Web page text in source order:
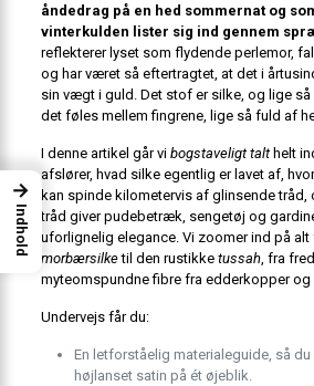
åndedrag på en hed sommernat og
vinterkulden lister sig ind gennem
reflekterer lyset som flydende perlemor,
og har været så eftertragtet, at det i
sin vægt i guld. Det stof er silke, og lige
det føles mellem fingrene, lige så fuld af
I denne artikel går vi bogstaveligt talthelt
afslører, hvad silke egentlig er lavet af,
kan spinde kilometervis af glinsende tråd,
tråd giver pudebetræk, sengetøj og
uforlignelig elegance. Vi zoomer ind på
morbærsilketil den rustikke tussah, fra
myteomspundne fibre fra edderkopper og
Undervejs får du:
En letforståelig materialeguide, så
højlanset satin på ét øjeblik.
→
Indhold